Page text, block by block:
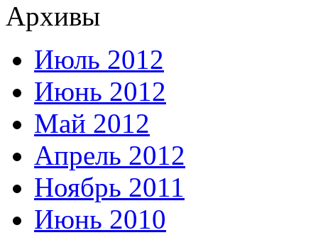
Архивы
Июль 2012
Июнь 2012
Май 2012
Апрель 2012
Ноябрь 2011
Июнь 2010